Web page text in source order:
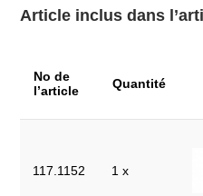
Longueur de l’emballage
en mm:
590
Norme:
Profil 1: 6
Article inclus dans
No de
l’article
Quantité
117.1152 1 x